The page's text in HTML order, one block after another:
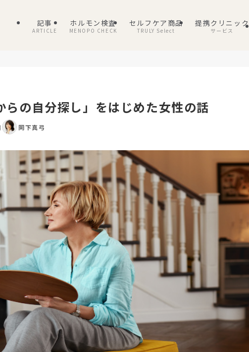
記事
ARTICLE
ホルモン検査
MENOPO CHECK
セルフケア商品
TRULY Select
提携クリニック
サービス
らの自分探し」をはじめた女性の話
岡下真弓